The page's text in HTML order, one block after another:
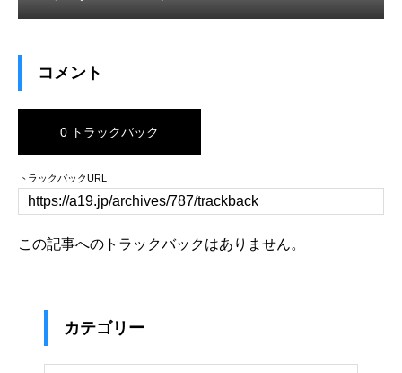
コメント
0 トラックバック
トラックバックURL
この記事へのトラックバックはありません。
カテゴリー